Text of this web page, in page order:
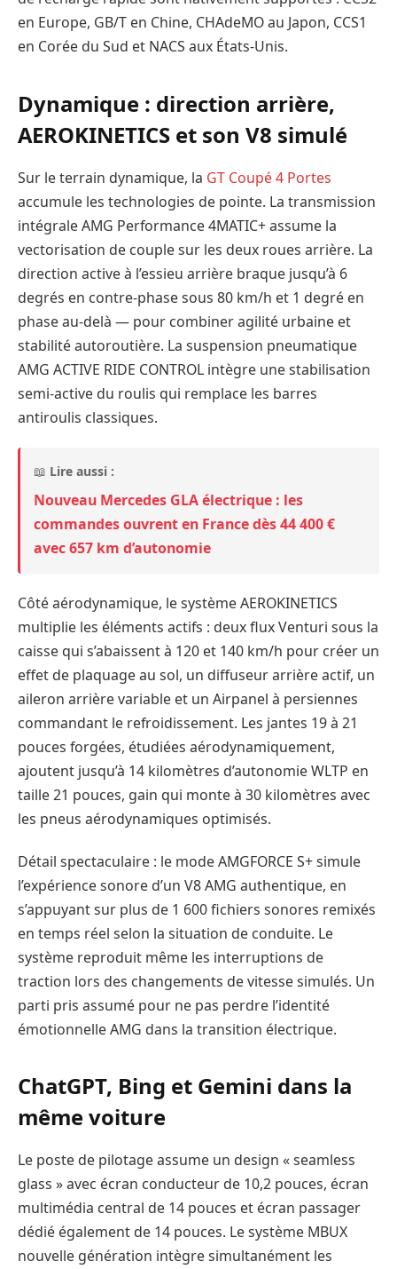
en Europe, GB/T en Chine, CHAdeMO au Japon, CCS1
en Corée du Sud et NACS aux États-Unis.
Dynamique : direction arrière,
AEROKINETICS et son V8 simulé
Sur le terrain dynamique, la GT Coupé 4 Portes
accumule les technologies de pointe. La transmission
intégrale AMG Performance 4MATIC+ assume la
vectorisation de couple sur les deux roues arrière. La
direction active à l’essieu arrière braque jusqu’à 6
degrés en contre-phase sous 80 km/h et 1 degré en
phase au-delà — pour combiner agilité urbaine et
stabilité autoroutière. La suspension pneumatique
AMG ACTIVE RIDE CONTROL intègre une stabilisation
semi-active du roulis qui remplace les barres
antiroulis classiques.
📖 Lire aussi :
Nouveau Mercedes GLA électrique : les
commandes ouvrent en France dès 44 400 €
avec 657 km d’autonomie
Côté aérodynamique, le système AEROKINETICS
multiplie les éléments actifs : deux flux Venturi sous la
caisse qui s’abaissent à 120 et 140 km/h pour créer un
effet de plaquage au sol, un diffuseur arrière actif, un
aileron arrière variable et un Airpanel à persiennes
commandant le refroidissement. Les jantes 19 à 21
pouces forgées, étudiées aérodynamiquement,
ajoutent jusqu’à 14 kilomètres d’autonomie WLTP en
taille 21 pouces, gain qui monte à 30 kilomètres avec
les pneus aérodynamiques optimisés.
Détail spectaculaire : le mode AMGFORCE S+ simule
l’expérience sonore d’un V8 AMG authentique, en
s’appuyant sur plus de 1 600 fichiers sonores remixés
en temps réel selon la situation de conduite. Le
système reproduit même les interruptions de
traction lors des changements de vitesse simulés. Un
parti pris assumé pour ne pas perdre l’identité
émotionnelle AMG dans la transition électrique.
ChatGPT, Bing et Gemini dans la
même voiture
Le poste de pilotage assume un design « seamless
glass » avec écran conducteur de 10,2 pouces, écran
multimédia central de 14 pouces et écran passager
dédié également de 14 pouces. Le système MBUX
nouvelle génération intègre simultanément les